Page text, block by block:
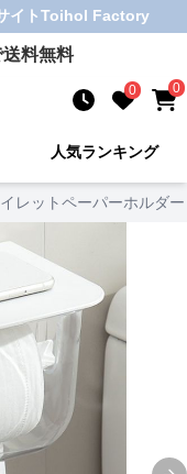
イトToihol Factory
料無料
0 0
人気ランキング
イレットペーパーホルダ